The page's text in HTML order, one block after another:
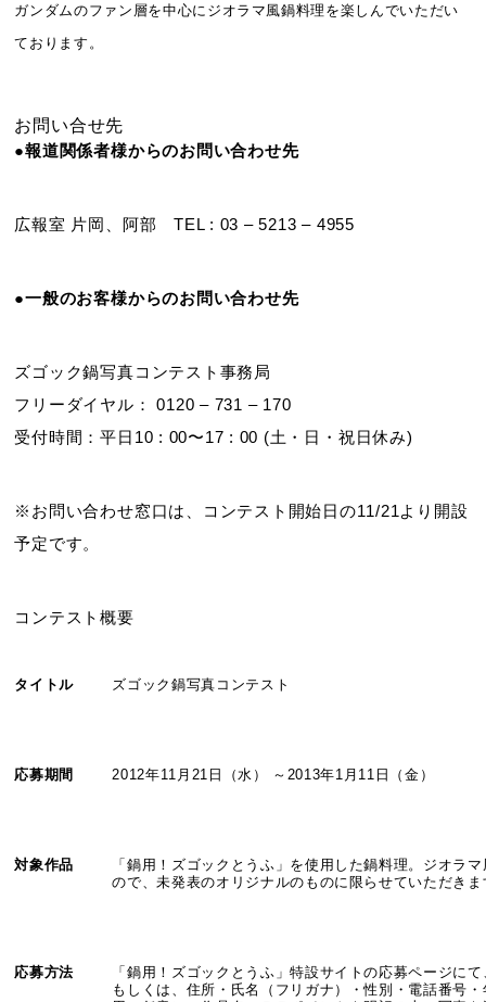
ガンダムのファン層を中心にジオラマ風鍋料理を楽しんでいただい
ております。
お問い合せ先
●報道関係者様からのお問い合わせ先
広報室 片岡、阿部 TEL : 03 – 5213 – 4955
●一般のお客様からのお問い合わせ先
ズゴック鍋写真コンテスト事務局
フリーダイヤル： 0120 – 731 – 170
受付時間：平日10 : 00〜17 : 00 (土・日・祝日休み)
※お問い合わせ窓口は、コンテスト開始日の11/21より開設
予定です。
コンテスト概要
タイトル ズゴック鍋写真コンテスト
応募期間 2012年11月21日（水） ～2013年1月11日（金）
対象作品
「鍋用！ズゴックとうふ」を使用した鍋料理。ジオラ
ので、未発表のオリジナルのものに限らせていただきま
応募方法
「鍋用！ズゴックとうふ」特設サイトの応募ページに
もしくは、住所・氏名（フリガナ）・性別・電話番号